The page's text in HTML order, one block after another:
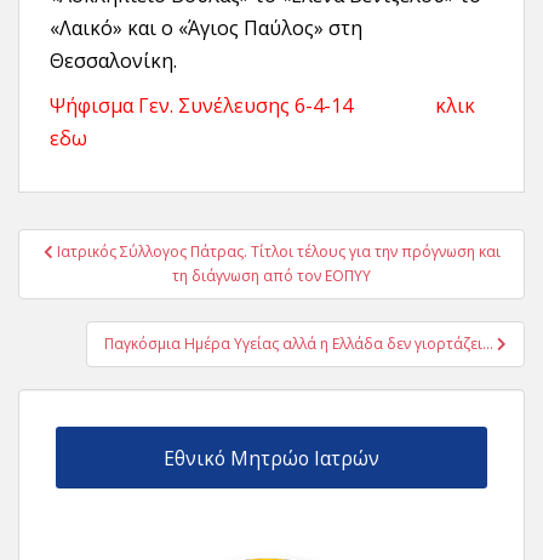
«Λαικό» και ο «Άγιος Παύλος» στη
Θεσσαλονίκη.
Ψήφισμα Γεν. Συνέλευσης 6-4-14 κλικ
εδω
Πλοήγηση
Ιατρικός Σύλλογος Πάτρας. Τίτλοι τέλους για την πρόγνωση και
τη διάγνωση από τον ΕΟΠΥΥ
Παγκόσμια Ημέρα Υγείας αλλά η Ελλάδα δεν γιορτάζει…
Εθνικό Μητρώο Ιατρών